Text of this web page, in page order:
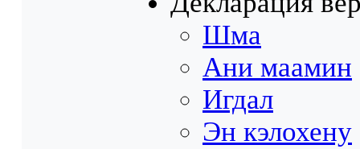
Шма
Ани маамин
Игдал
Эн кэлохену